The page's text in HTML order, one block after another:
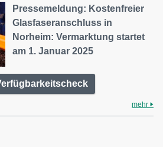
Pressemeldung: Kostenfreier
Glasfaseranschluss in
Norheim: Vermarktung startet
am 1. Januar 2025
mehr